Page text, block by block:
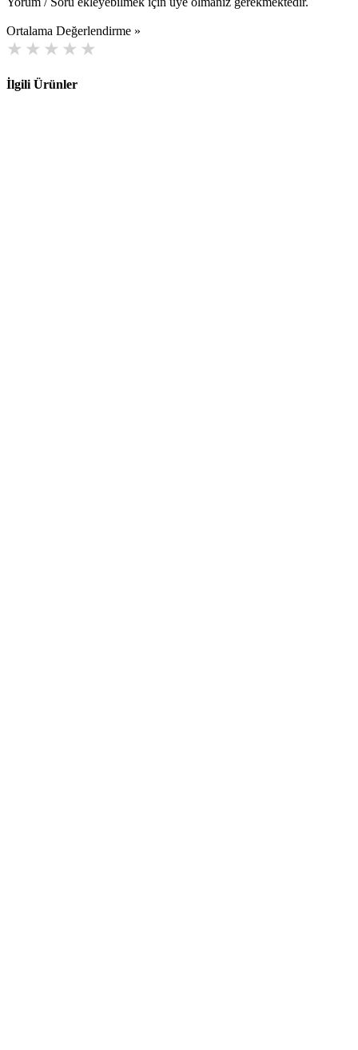
Ortalama Değerlendirme »
İlgili Ürünler